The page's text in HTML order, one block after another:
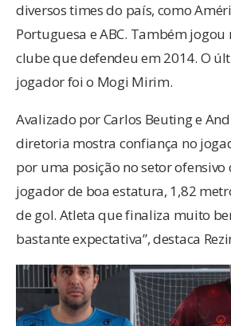
diversos times do país, como
Portuguesa e ABC. Também jogou
clube que defendeu em 2014. O
jogador foi o Mogi Mirim.
Avalizado por Carlos Beuting e
diretoria mostra confiança no
por uma posição no setor ofensivo
jogador de boa estatura, 1,82
de gol. Atleta que finaliza muito
bastante expectativa”, destaca